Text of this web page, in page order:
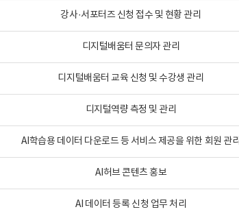
강사·서포터즈 신청 접수 및 현황 관리
디지털배움터 문의자 관리
디지털배움터 교육 신청 및 수강생 관리
디지털역량 측정 및 관리
AI학습용 데이터 다운로드 등 서비스 제공을 위한 회원 관리
AI허브 콘텐츠 홍보
AI 데이터 등록 신청 업무 처리